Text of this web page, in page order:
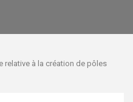
relative à la création de pôles